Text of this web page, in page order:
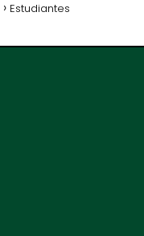
Estudiantes